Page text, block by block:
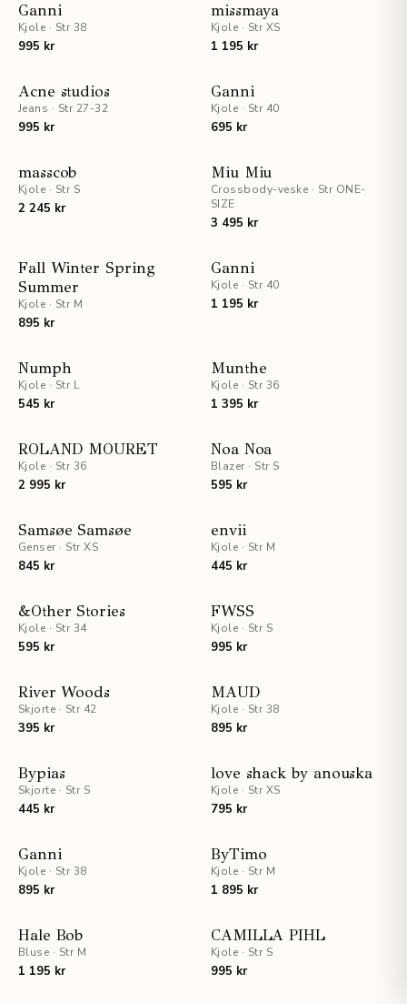
Ganni
Kjole · Str 38
995 kr
missmaya
Kjole · Str XS
1 195 kr
Acne studios
Jeans · Str 27-32
995 kr
Ganni
Kjole · Str 40
695 kr
masscob
Kjole · Str S
2 245 kr
UTSOLGT
Miu Miu
Crossbody-veske · Str ONE-
SIZE
3 495 kr
UTSOLGT
Fall Winter Spring
Summer
Kjole · Str M
895 kr
Ganni
Kjole · Str 40
1 195 kr
Numph
Kjole · Str L
545 kr
Munthe
Kjole · Str 36
1 395 kr
UTSOLGT
ROLAND MOURET
Kjole · Str 36
2 995 kr
Noa Noa
Blazer · Str S
595 kr
Samsøe Samsøe
Genser · Str XS
845 kr
envii
Kjole · Str M
445 kr
&Other Stories
Kjole · Str 34
595 kr
FWSS
Kjole · Str S
995 kr
River Woods
Skjorte · Str 42
395 kr
MAUD
Kjole · Str 38
895 kr
Bypias
Skjorte · Str S
445 kr
UTSOLGT
love shack by anouska
Kjole · Str XS
795 kr
Ganni
Kjole · Str 38
895 kr
ByTimo
Kjole · Str M
1 895 kr
Hale Bob
Bluse · Str M
1 195 kr
UTSOLGT
CAMILLA PIHL
Kjole · Str S
995 kr